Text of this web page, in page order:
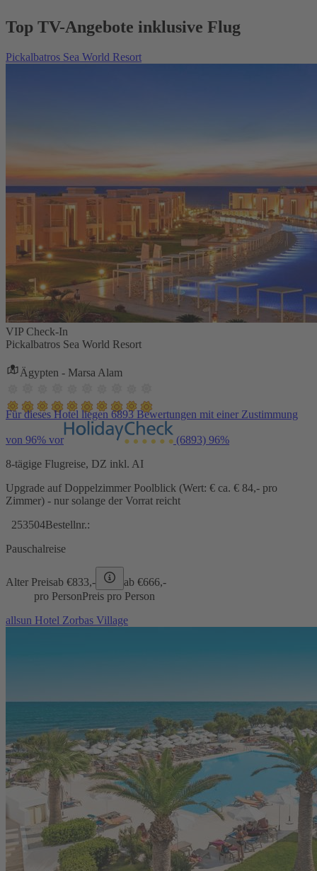
Top TV-Angebote inklusive Flug
Pickalbatros Sea World Resort
VIP Check-In
Pickalbatros Sea World Resort
Ägypten - Marsa Alam
Für dieses Hotel liegen 6893 Bewertungen mit einer Zustimmung
von 96% vor (6893) 96%
8-tägige Flugreise, DZ inkl. AI
Upgrade auf Doppelzimmer Poolblick (Wert: € ca. € 84,- pro
Zimmer) - nur solange der Vorrat reicht
253504Bestellnr.:
Pauschalreise
Alter Preisab €833,- ab €666,-
pro PersonPreis pro Person
allsun Hotel Zorbas Village